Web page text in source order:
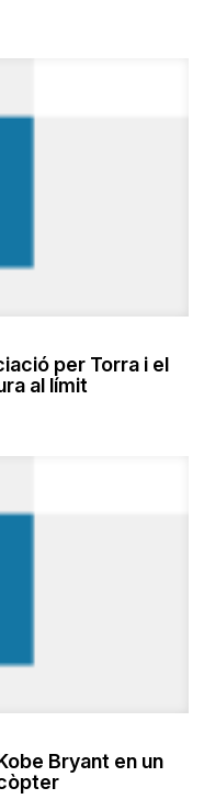
per Torra i el
al límit
Bryant en un